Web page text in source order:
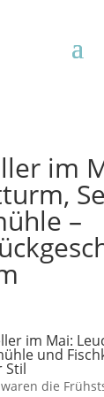
im
–
im Mai:
und
Stil
die